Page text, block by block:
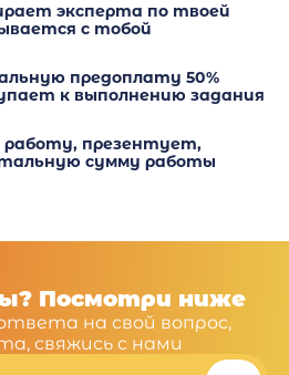
эксперта по твоей
с тобой
предоплату 50%
к выполнению задания
презентует,
сумму работы
Посмотри ниже
на свой вопрос,
свяжись с нами